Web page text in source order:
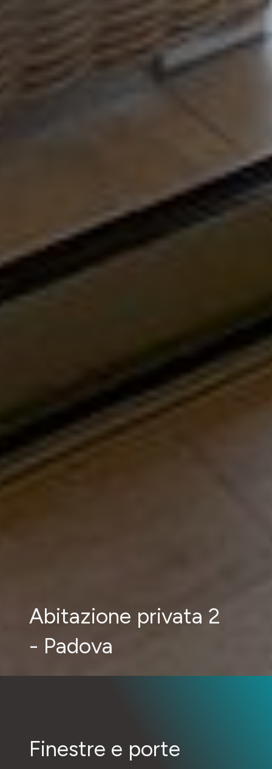
Abitazione privata 2
- Padova
Finestre e porte